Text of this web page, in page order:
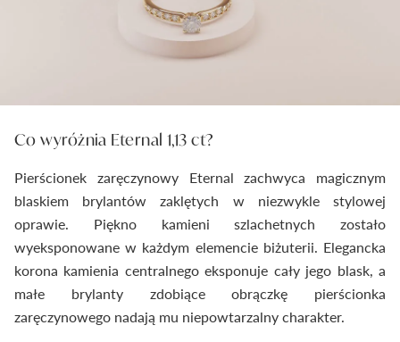
Co wyróżnia Eternal 1,13 ct?
Pierścionek zaręczynowy Eternal zachwyca magicznym
blaskiem brylantów zaklętych w niezwykle stylowej
oprawie. Piękno kamieni szlachetnych zostało
wyeksponowane w każdym elemencie biżuterii. Elegancka
korona kamienia centralnego eksponuje cały jego blask, a
małe brylanty zdobiące obrączkę pierścionka
zaręczynowego nadają mu niepowtarzalny charakter.